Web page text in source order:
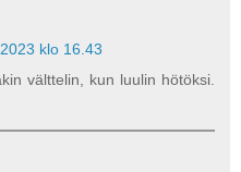
klo 16.43
välttelin, kun luulin hötöksi.